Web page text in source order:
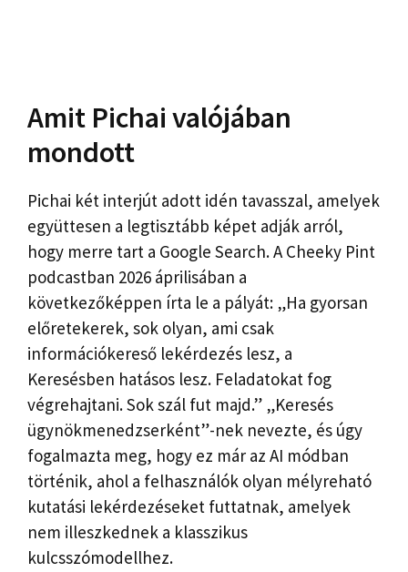
Amit Pichai valójában
mondott
Pichai két interjút adott idén tavasszal, amelyek
együttesen a legtisztább képet adják arról,
hogy merre tart a Google Search. A Cheeky Pint
podcastban 2026 áprilisában a
következőképpen írta le a pályát: „Ha gyorsan
előretekerek, sok olyan, ami csak
információkereső lekérdezés lesz, a
Keresésben hatásos lesz. Feladatokat fog
végrehajtani. Sok szál fut majd.” „Keresés
ügynökmenedzserként”-nek nevezte, és úgy
fogalmazta meg, hogy ez már az AI módban
történik, ahol a felhasználók olyan mélyreható
kutatási lekérdezéseket futtatnak, amelyek
nem illeszkednek a klasszikus
kulcsszómodellhez.